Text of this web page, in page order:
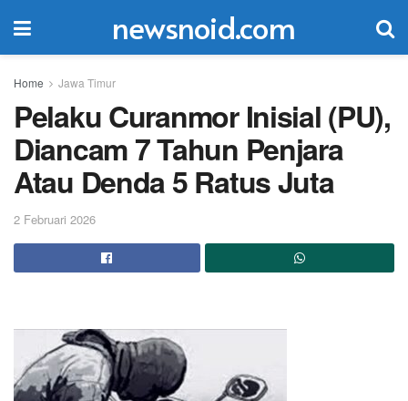
newsnoid.com
Home Jawa Timur
Pelaku Curanmor Inisial (PU),
Diancam 7 Tahun Penjara
Atau Denda 5 Ratus Juta
2 Februari 2026